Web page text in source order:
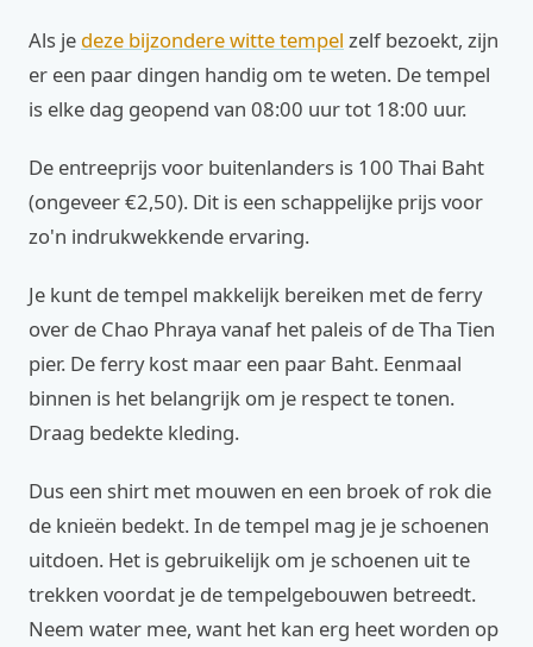
Als je deze bijzondere witte tempel zelf bezoekt, zijn
er een paar dingen handig om te weten. De tempel
is elke dag geopend van 08:00 uur tot 18:00 uur.
De entreeprijs voor buitenlanders is 100 Thai Baht
(ongeveer €2,50). Dit is een schappelijke prijs voor
zo'n indrukwekkende ervaring.
Je kunt de tempel makkelijk bereiken met de ferry
over de Chao Phraya vanaf het paleis of de Tha Tien
pier. De ferry kost maar een paar Baht. Eenmaal
binnen is het belangrijk om je respect te tonen.
Draag bedekte kleding.
Dus een shirt met mouwen en een broek of rok die
de knieën bedekt. In de tempel mag je je schoenen
uitdoen. Het is gebruikelijk om je schoenen uit te
trekken voordat je de tempelgebouwen betreedt.
Neem water mee, want het kan erg heet worden op